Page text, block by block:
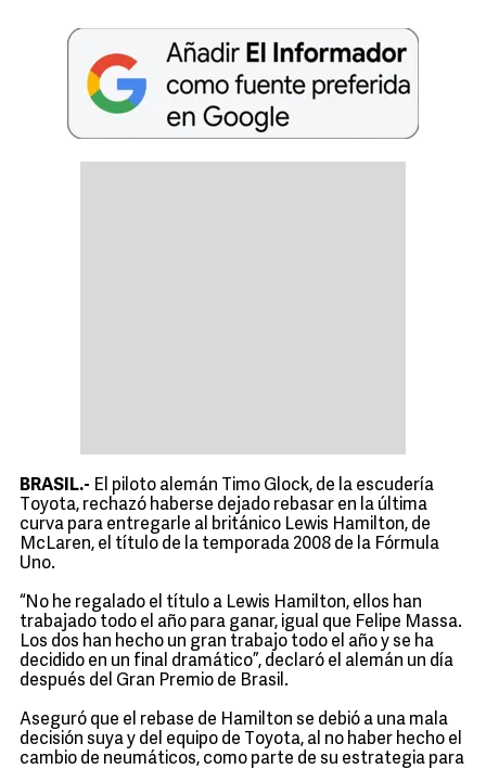
BRASIL.- El piloto alemán Timo Glock, de la escudería
Toyota, rechazó haberse dejado rebasar en la última
curva para entregarle al británico Lewis Hamilton, de
McLaren, el título de la temporada 2008 de la Fórmula
Uno.
“No he regalado el título a Lewis Hamilton, ellos han
trabajado todo el año para ganar, igual que Felipe Massa.
Los dos han hecho un gran trabajo todo el año y se ha
decidido en un final dramático”, declaró el alemán un día
después del Gran Premio de Brasil.
Aseguró que el rebase de Hamilton se debió a una mala
decisión suya y del equipo de Toyota, al no haber hecho el
cambio de neumáticos, como parte de su estrategia para